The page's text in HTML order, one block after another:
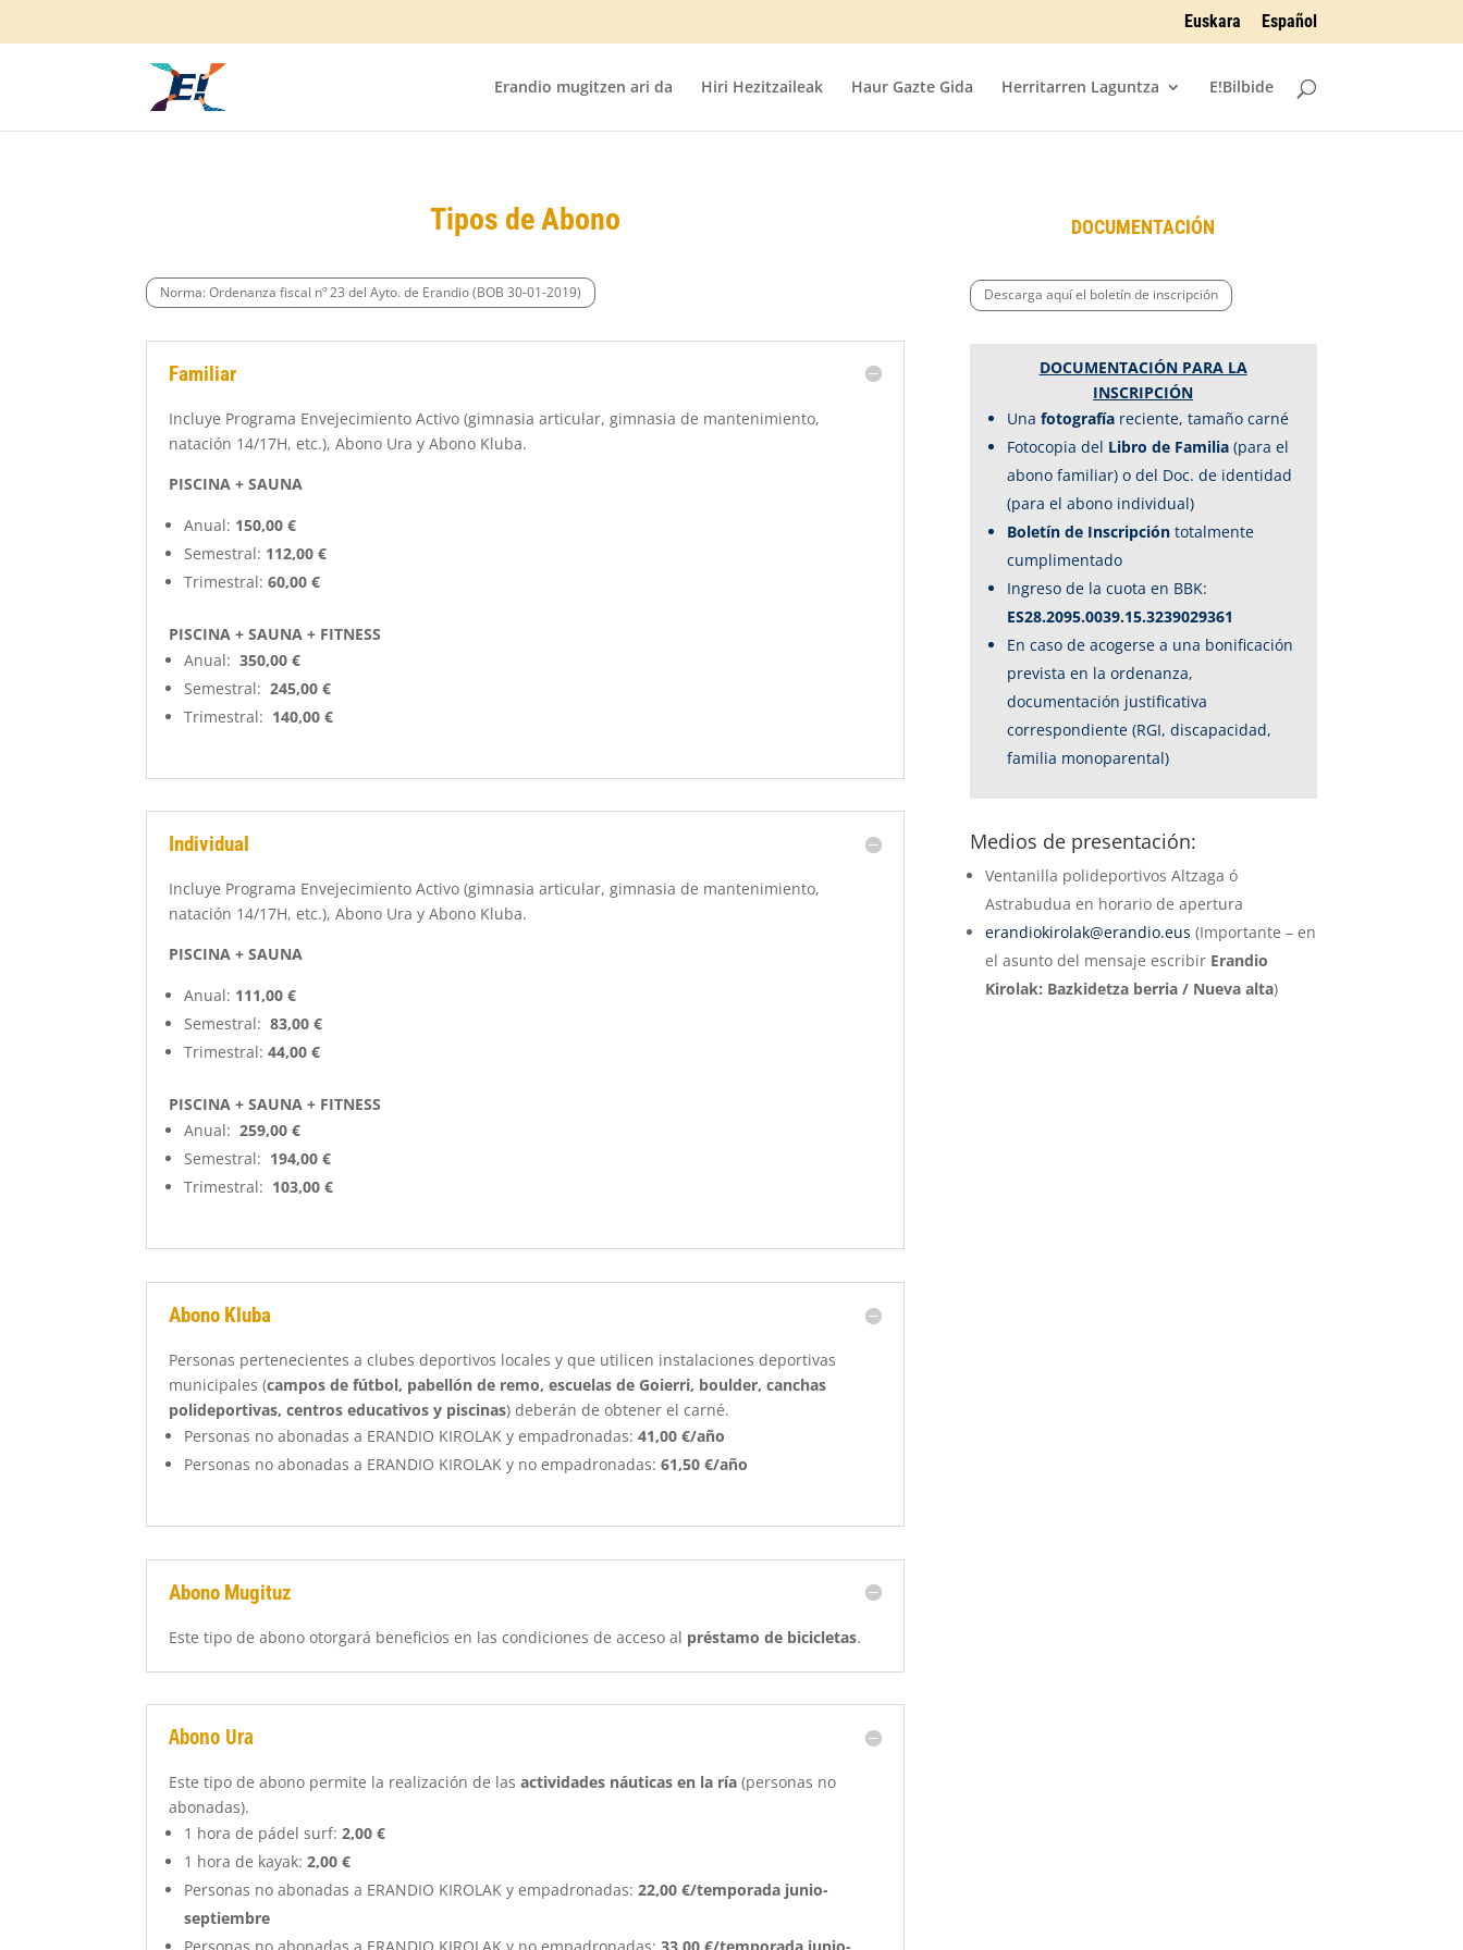
Euskara Español
Erandio mugitzen ari da Hiri Hezitzaileak Haur Gazte Gida Herritarren Laguntza E!Bilbide
Tipos de Abono
Norma: Ordenanza fiscal nº 23 del Ayto. de Erandio (BOB 30-01-2019)
Familiar
Incluye Programa Envejecimiento Activo (gimnasia articular, gimnasia de mantenimiento,
natación 14/17H, etc.), Abono Ura y Abono Kluba.
PISCINA + SAUNA
Anual: 150,00 €
Semestral: 112,00 €
Trimestral: 60,00 €
PISCINA + SAUNA + FITNESS
Anual:350,00 €
Semestral:245,00 €
Trimestral: 140,00 €
Individual
Incluye Programa Envejecimiento Activo (gimnasia articular, gimnasia de mantenimiento,
natación 14/17H, etc.), Abono Ura y Abono Kluba.
PISCINA + SAUNA
Anual: 111,00 €
Semestral:83,00 €
Trimestral:44,00 €
PISCINA + SAUNA + FITNESS
Anual:259,00 €
Semestral: 194,00 €
Trimestral: 103,00 €
Abono Kluba
Personas pertenecientes a clubes deportivos locales y que utilicen instalaciones deportivas
municipales (campos de fútbol, pabellón de remo, escuelas de Goierri, boulder, canchas
polideportivas, centros educativos y piscinas) deberán de obtener el carné.
Personas no abonadas a ERANDIO KIROLAK y empadronadas: 41,00 €/año
Personas no abonadas a ERANDIO KIROLAK y no empadronadas:61,50 €/año
Abono Mugituz
Este tipo de abono otorgará beneficios en las condiciones de acceso al préstamo de bicicletas.
Abono Ura
Este tipo de abono permite la realización de lasactividades náuticas en la ría (personas no
abonadas).
1 hora de pádel surf:2,00 €
1 hora de kayak:2,00 €
Personas no abonadas a ERANDIO KIROLAK y empadronadas:22,00 €/temporada junio-
septiembre
DOCUMENTACIÓN
Descarga aquí el boletín de inscripción
DOCUMENTACIÓN PARA LA
INSCRIPCIÓN
Una fotografíareciente, tamaño carné
Fotocopia del Libro de Familia(para el
abono familiar) o del Doc. de identidad
(para el abono individual)
Boletín de Inscripcióntotalmente
cumplimentado
Ingreso de la cuota en BBK:
ES28.2095.0039.15.3239029361
En caso de acogerse a una bonificación
prevista en la ordenanza,
documentación justificativa
correspondiente (RGI, discapacidad,
familia monoparental)
Medios de presentación:
Ventanilla polideportivos Altzaga ó
Astrabudua en horario de apertura
erandiokirolak@erandio.eus (Importante – en
el asunto del mensaje escribir Erandio
Kirolak: Bazkidetza berria / Nueva alta)